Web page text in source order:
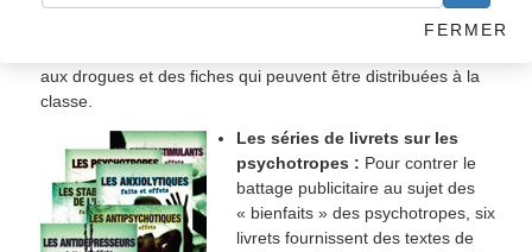
différents types de psychotropes. Le manuel pédagogique est
aux drogues et des fiches qui peuvent être distribuées à la
classe.
Les séries de livrets sur les
psychotropes : Pour contrer le
battage publicitaire au sujet des
« bienfaits » des psychotropes, six
livrets fournissent des textes de
FERMER